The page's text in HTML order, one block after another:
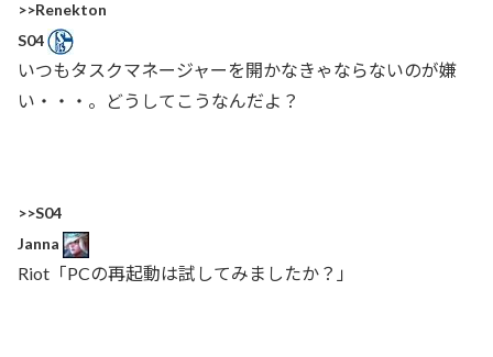
>>Renekton
S04
いつもタスクマネージャーを開かなきゃならないのが嫌
い・・・。どうしてこうなんだよ？
>>S04
Janna
Riot「PCの再起動は試してみましたか？」